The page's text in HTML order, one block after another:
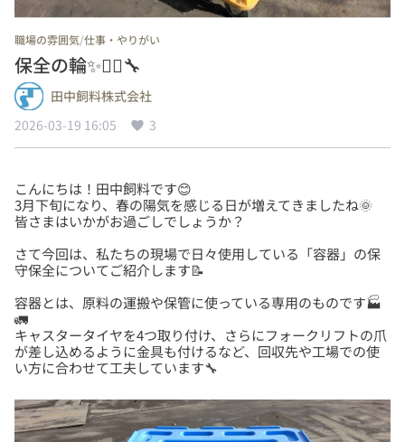
職場の雰囲気/仕事・やりがい
保全の輪✨👷‍♂️🔧
田中飼料株式会社
2026-03-19 16:05
3
こんにちは！田中飼料です😊
3月下旬になり、春の陽気を感じる日が増えてきましたね🌞
さて今回は、私たちの現場で日々使用している「容器」の保
容器とは、原料の運搬や保管に使っている専用のものです🏭
🚛
キャスタータイヤを4つ取り付け、さらにフォークリフトの爪
が差し込めるように金具も付けるなど、回収先や工場での使